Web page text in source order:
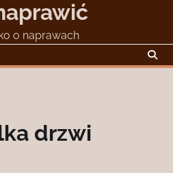
o naprawach
drzwi